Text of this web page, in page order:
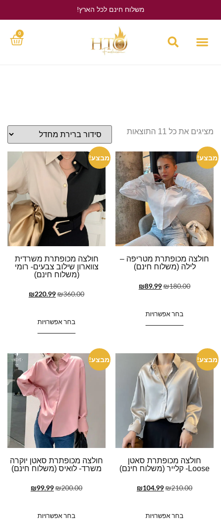
משלוח חינם לכל הארץ!
0
מציגים את כל ⁦11⁩ התוצאות
מבצע!
חולצה מכופתרת מטריפה –
לילה (משלוח חינם)
₪180.00
₪89.99
בחר אפשרויות
מבצע!
חולצה מכופתרת משרדית
צווארון שילוב צבעים- רומי
(משלוח חינם)
₪360.00
₪220.99
בחר אפשרויות
מבצע!
חולצה מכופתרת סאטן
Loose- קלייר (משלוח חינם)
₪210.00
₪104.99
בחר אפשרויות
מבצע!
חולצה מכופתרת סאטן יוקרה
משרד- לואיס (משלוח חינם)
₪200.00
₪99.99
בחר אפשרויות